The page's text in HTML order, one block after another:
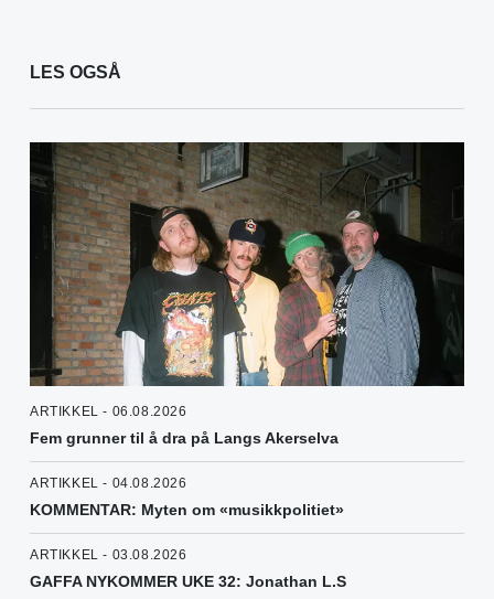
LES OGSÅ
ARTIKKEL - 06.08.2026
Fem grunner til å dra på Langs Akerselva
ARTIKKEL - 04.08.2026
KOMMENTAR: Myten om «musikkpolitiet»
ARTIKKEL - 03.08.2026
GAFFA NYKOMMER UKE 32: Jonathan L.S